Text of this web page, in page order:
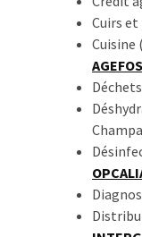
Cuirs
Cuisine
Déchets